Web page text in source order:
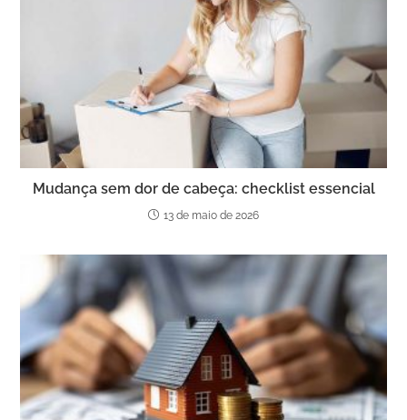
Mudança sem dor de cabeça: checklist essencial
13 de maio de 2026